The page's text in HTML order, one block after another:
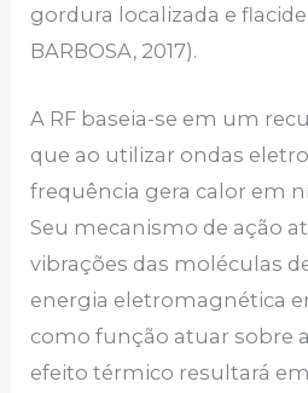
gordura localizada e
BARBOSA, 2017).
A RF baseia-se em um
que ao utilizar ondas
frequência gera calor em
Seu mecanismo de ação
vibrações das moléculas
energia eletromagnética
como função atuar sobre
efeito térmico resultará